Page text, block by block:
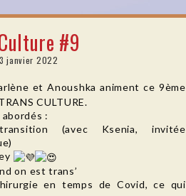
#9
janvier 2022
et Anoushka animent ce 9ème
CULTURE.
:
(avec Ksenia, invitée
on est trans’
en temps de Covid, ce qui